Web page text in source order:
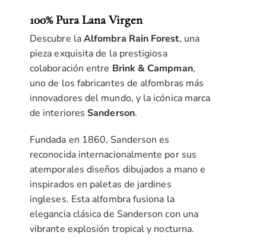
precios:
desde
759,00 €
hasta
2.689,00 €
100% Pura Lana Virgen
Descubre laAlfombra Rain Forest, una
pieza exquisita de la prestigiosa
colaboración entre Brink & Campman,
uno de los fabricantes de alfombras más
innovadores del mundo, y la icónica marca
de interioresSanderson.
Fundada en 1860, Sanderson es
reconocida internacionalmente por sus
atemporales diseños dibujados a mano e
inspirados en paletas de jardines
ingleses. Esta alfombra fusiona la
elegancia clásica de Sanderson con una
vibrante explosión tropical y nocturna.